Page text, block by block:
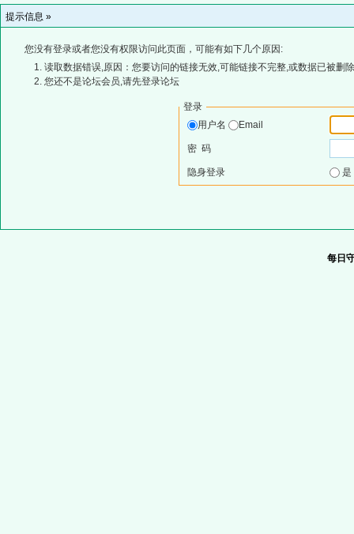
提示信息 »
您没有登录或者您没有权限访问此页面，可能有如下几个原因:
读取数据错误,原因：您要访问的链接无效,可能链接不完整,或数据已被删
您还不是论坛会员,请先登录论坛
登录
用户名
Email
密 码
隐身登录
每日